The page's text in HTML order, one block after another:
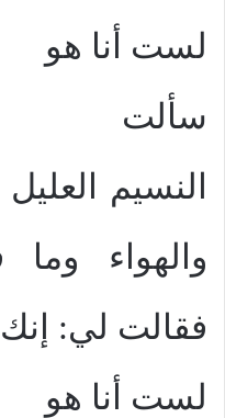
لست أنا هو
سألت
النسيم
والهواء
فقالت لي:
لست أنا هو